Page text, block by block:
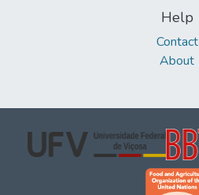
Help
Contact
About